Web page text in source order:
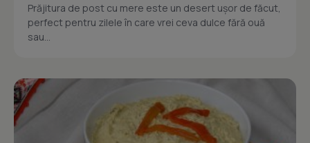
Prăjitura de post cu mere este un desert ușor de făcut,
perfect pentru zilele în care vrei ceva dulce fără ouă
sau...